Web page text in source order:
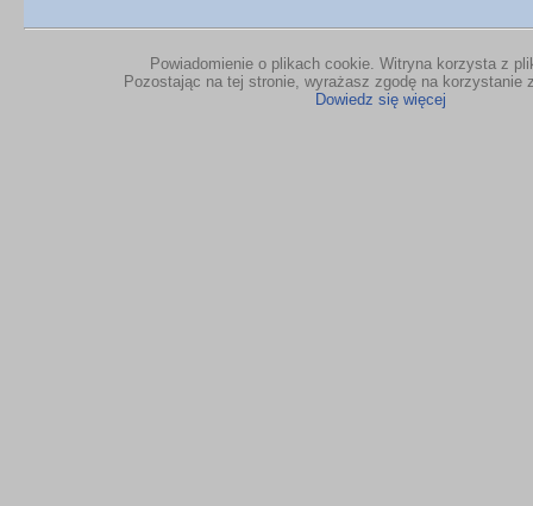
Powiadomienie o plikach cookie. Witryna korzysta z
Pozostając na tej stronie, wyrażasz zgodę na korzystanie
Dowiedz się więcej